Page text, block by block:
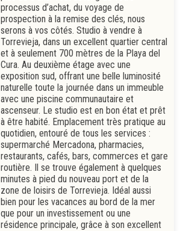
processus d’achat, du voyage de
prospection à la remise des clés, nous
serons à vos côtés. Studio à vendre à
Torrevieja, dans un excellent quartier central
et à seulement 700 mètres de la Playa del
Cura. Au deuxième étage avec une
exposition sud, offrant une belle luminosité
naturelle toute la journée dans un immeuble
avec une piscine communautaire et
ascenseur. Le studio est en bon état et prêt
à être habité. Emplacement très pratique au
quotidien, entouré de tous les services :
supermarché Mercadona, pharmacies,
restaurants, cafés, bars, commerces et gare
routière. Il se trouve également à quelques
minutes à pied du nouveau port et de la
zone de loisirs de Torrevieja. Idéal aussi
bien pour les vacances au bord de la mer
que pour un investissement ou une
résidence principale, grâce à son excellent